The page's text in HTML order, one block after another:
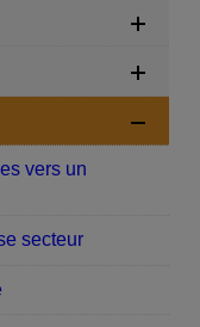
vers un
secteur